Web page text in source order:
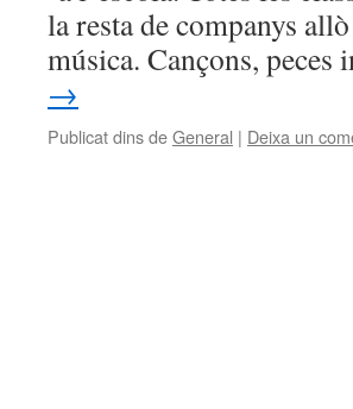
la resta de companys
música. Cançons,
→
Publicat dins deGeneral | Deixa un